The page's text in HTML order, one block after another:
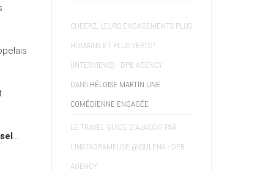
…
CHEERZ, LEURS ENGAGEMENTS PLUS
HUMAINS ET PLUS VERTS !
(INTERVIEWS) - DPB AGENCY
DANS HÉLOISE MARTIN UNE
COMÉDIENNE ENGAGÉE
LE TRAVEL GUIDE D'AJACCIO PAR
L'INSTAGRAMEUSE @ISULENA - DPB
AGENCY